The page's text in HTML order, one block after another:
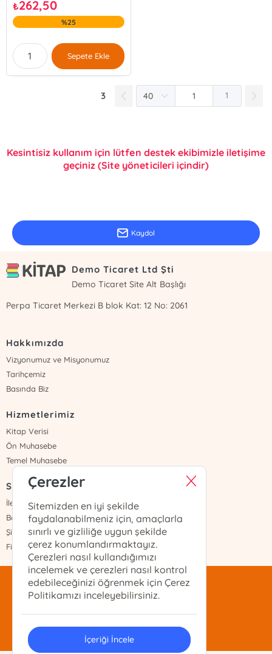
₺262,50
%25
Sepete Ekle
3 1
Kesintisiz kullanım için lütfen destek ekibimizle iletişime
geçiniz (Site yöneticileri içindir)
Kaydol
Demo Ticaret Ltd Şti
Demo Ticaret Site Alt Başlığı
Perpa Ticaret Merkezi B blok Kat: 12 No: 2061
Hakkımızda
Vizyonumuz ve Misyonumuz
Tarihçemiz
Basında Biz
Hizmetlerimiz
Kitap Verisi
Ön Muhasebe
Temel Muhasebe
Sayfalar
İletişim
Banka Hesapları
Şifremi Unuttum
Fiyat Listesi
mentis@mentis.com.tr
(212)-210-74-74
Çerezler
Sitemizden en iyi şekilde
faydalanabilmeniz için, amaçlarla
sınırlı ve gizliliğe uygun şekilde
çerez konumlandırmaktayız.
Çerezleri nasıl kullandığımızı
incelemek ve çerezleri nasıl kontrol
edebileceğinizi öğrenmek için Çerez
Politikamızı inceleyebilirsiniz.
İçeriği İncele